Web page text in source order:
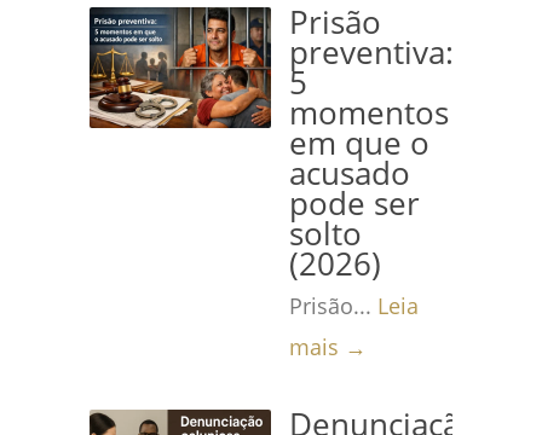
Prisão
preventiva:
5
momentos
em que o
acusado
pode ser
solto
(2026)
Prisão... Leia
mais →
Denunciação